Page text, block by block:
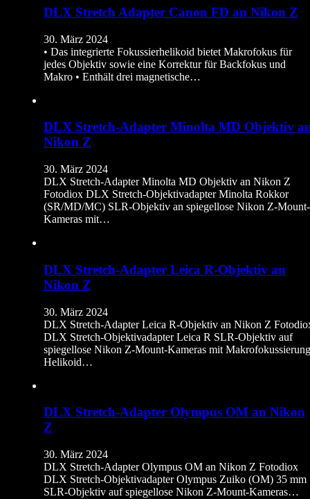
DLX Stretch Adapter Canon FD an Nikon Z
30. März 2024
• Das integrierte Fokussierhelikoid bietet Makrofokus für
jedes Objektiv sowie eine Korrektur für Backfokus und
Makro • Enthält drei magnetische…
DLX Stretch-Adapter Minolta MD Objektiv
Nikon Z
30. März 2024
DLX Stretch-Adapter Minolta MD Objektiv an Nikon Z
Fotodiox DLX Stretch-Objektivadapter Minolta Rokkor
(SR/MD/MC) SLR-Objektiv an spiegellose Nikon Z-Mount-
Kameras mit…
DLX Stretch-Adapter Leica R-Objektiv an
Nikon Z
30. März 2024
DLX Stretch-Adapter Leica R-Objektiv an Nikon Z
DLX Stretch-Objektivadapter Leica R SLR-Objektiv auf
spiegellose Nikon Z-Mount-Kameras mit
Helikoid…
DLX Stretch-Adapter Olympus OM an Nikon
Z
30. März 2024
DLX Stretch-Adapter Olympus OM an Nikon Z Fotodiox
DLX Stretch-Objektivadapter Olympus Zuiko (OM) 35 mm
SLR-Objektiv auf spiegellose Nikon Z-Mount-Kameras…